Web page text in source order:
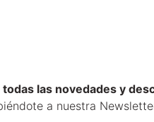
todas las novedades y
a nuestra